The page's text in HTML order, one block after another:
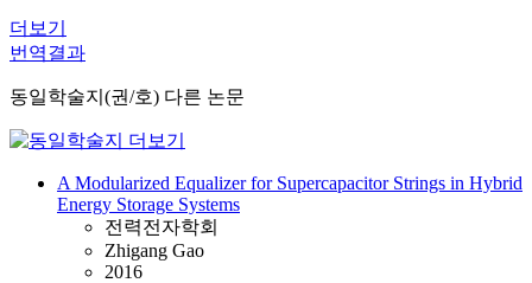
더보기
번역결과
동일학술지(권/호) 다른 논문
A Modularized Equalizer for Supercapacitor Strings in Hybrid
Energy Storage Systems
전력전자학회
Zhigang Gao
2016